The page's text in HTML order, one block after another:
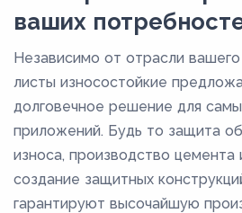
ваших
Независимо от отрасли
листы износостойкие
долговечное решение для
приложений. Будь то защита
износа, производство цемента
создание защитных
гарантируют высочайшую